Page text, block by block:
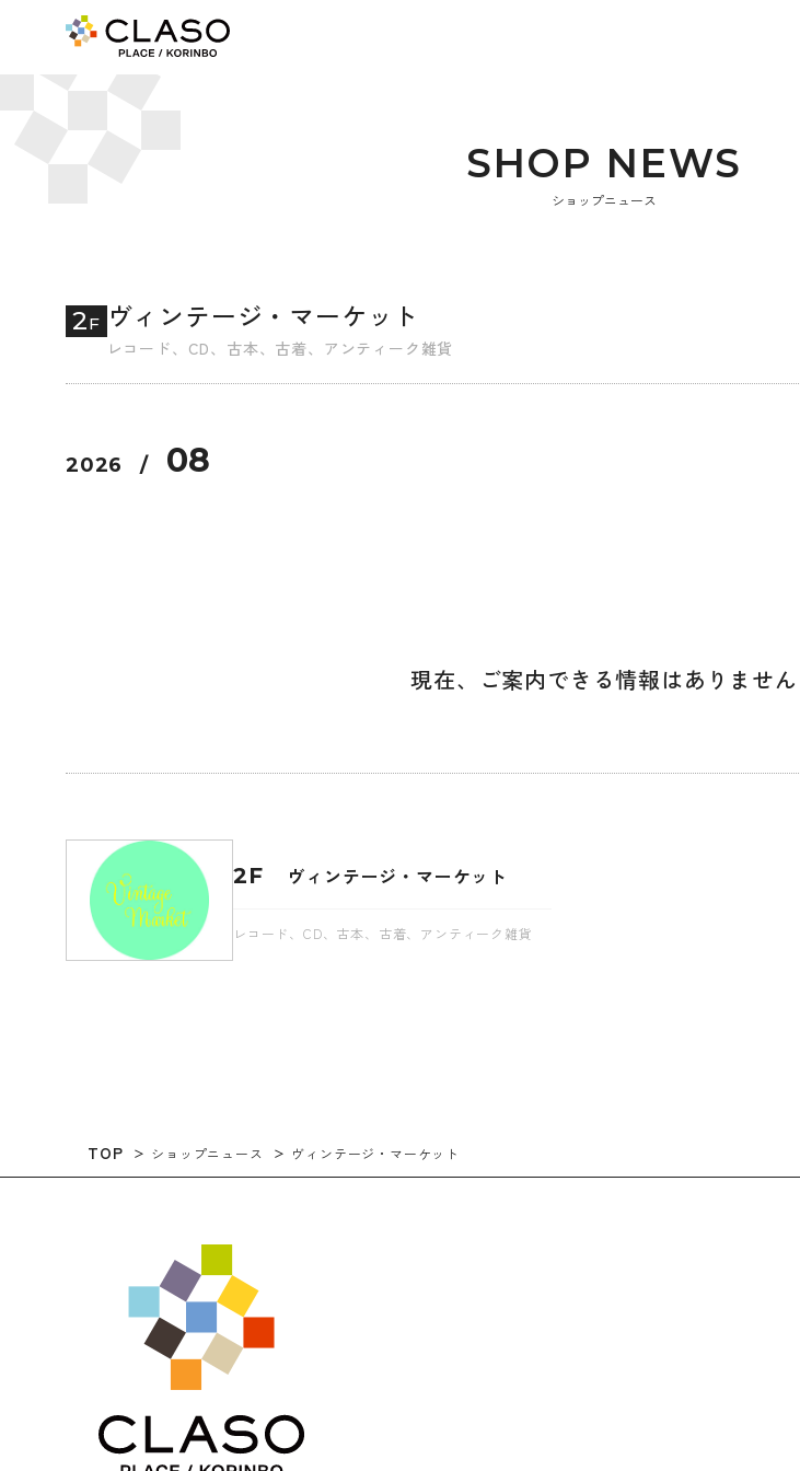
SHOP NEWS
ショップニュース
2F ヴィンテージ・マーケット
レコード、CD、古本、古着、アンティーク雑貨
2026 / 08
現在、ご案内できる情報はありません
2F ヴィンテージ・マーケット
レコード、CD、古本、古着、アンティーク雑貨
TOP ショップニュース ヴィンテージ・マーケット